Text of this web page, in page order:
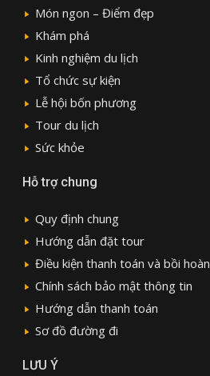
Món ngon – Điểm đẹp
Khám phá
Kinh nghiệm du lịch
Tổ chức sự kiện
Lễ hội bốn phương
Tour du lịch
Sức khỏe
Hỗ trợ chung
Quy định chung
Hướng dẫn đặt tour
Điều kiện thanh toán và bồi hoàn
Chính sách bảo mật thông tin
Hướng dẫn thanh toán
Sơ đồ đường đi
LƯU Ý